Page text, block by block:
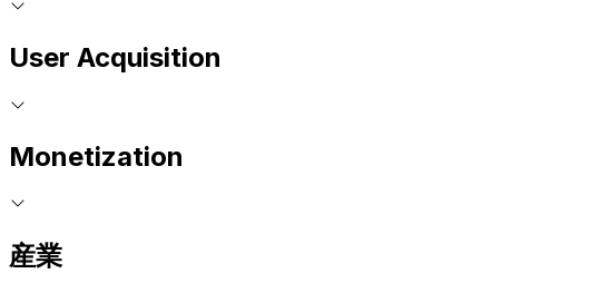
User Acquisition
Monetization
産業